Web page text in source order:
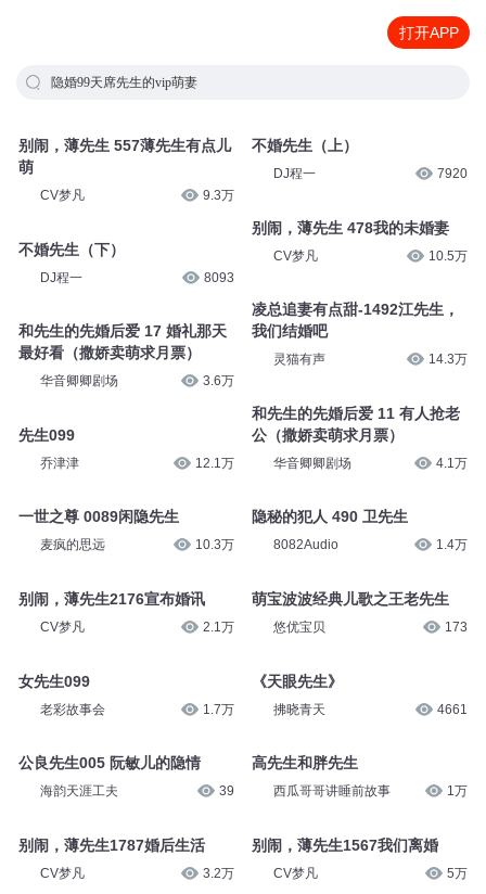
打开APP
隐婚99天席先生的vip萌妻
别闹，薄先生 557薄先生有点儿
萌
CV梦凡 9.3万
不婚先生（下）
DJ程一 8093
和先生的先婚后爱 17 婚礼那天
最好看（撒娇卖萌求月票）
华音卿卿剧场 3.6万
先生099
乔津津 12.1万
一世之尊 0089闲隐先生
麦疯的思远 10.3万
别闹，薄先生2176宣布婚讯
CV梦凡 2.1万
女先生099
老彩故事会 1.7万
公良先生005 阮敏儿的隐情
海韵天涯工夫 39
别闹，薄先生1787婚后生活
CV梦凡 3.2万
不婚先生（上）
DJ程一 7920
别闹，薄先生 478我的未婚妻
CV梦凡 10.5万
凌总追妻有点甜-1492江先生，
我们结婚吧
灵猫有声 14.3万
和先生的先婚后爱 11 有人抢老
公（撒娇卖萌求月票）
华音卿卿剧场 4.1万
隐秘的犯人 490 卫先生
8082Audio 1.4万
萌宝波波经典儿歌之王老先生
悠优宝贝 173
《天眼先生》
拂晓青天 4661
高先生和胖先生
西瓜哥哥讲睡前故事 1万
别闹，薄先生1567我们离婚
CV梦凡 5万